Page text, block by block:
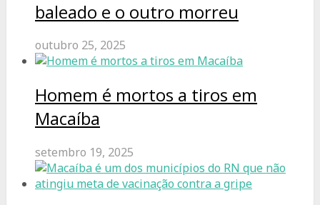
baleado e o outro morreu
outubro 25, 2025
Homem é mortos a tiros em
Macaíba
setembro 19, 2025